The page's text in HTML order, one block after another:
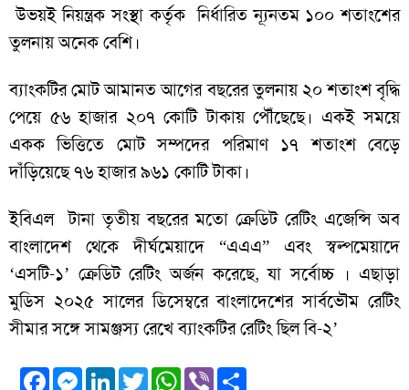
উভয়ই নিয়ন্ত্রক সংস্থা কর্তৃক নির্ধারিত ন্যূনতম ১০০ শতাংশের
তুলনায় অনেক বেশি।
ব্যাংকটির মোট আমানত আগের বছরের তুলনায় ২০ শতাংশ বৃদ্ধি
পেয়ে ৫৬ হাজার ২০৭ কোটি টাকায় পৌঁছেছে। একই সময়ে
একক ভিত্তিতে মোট সম্পদের পরিমাণ ১৭ শতাংশ বেড়ে
দাঁড়িয়েছে ৭৬ হাজার ৯৬১ কোটি টাকা।
ইবিএল টানা তৃতীয় বছরের মতো ক্রেডিট রেটিং এজেন্সি অব
বাংলাদেশ থেকে দীর্ঘমেয়াদে “এএএ” এবং স্বল্পমেয়াদে
‘এসটি-১’ ক্রেডিট রেটিং অর্জন করেছে, যা সর্বোচ্চ । এছাড়া
মুডিস ২০২৫ সালের ডিসেম্বরে বাংলাদেশের সার্বভৌম রেটিং
সীমার সঙ্গে সামঞ্জস্য রেখে ব্যাংকটির রেটিং ছিল বি-২’
Facebook
Messenger
LinkedIn
TwitterWhatsApp
Viber